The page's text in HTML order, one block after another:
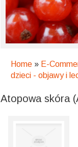
Home » E-
dzieci - objawy i
Atopowa skóra